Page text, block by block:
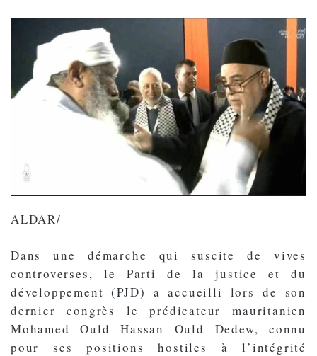
ALDAR/
Dans une démarche qui suscite de vives
controverses, le Parti de la justice et du
développement (PJD) a accueilli lors de son
dernier congrès le prédicateur mauritanien
Mohamed Ould Hassan Ould Dedew, connu
pour ses positions hostiles à l’intégrité